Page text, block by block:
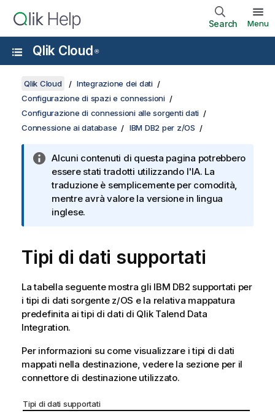
Search Menu
Qlik Cloud ®
Qlik Cloud
Integrazione dei dati
Configurazione di spazi e connessioni
Configurazione di connessioni alle sorgenti dati
Connessione ai database
IBM DB2 per z/OS
Alcuni contenuti di questa pagina potrebbero
essere stati tradotti utilizzando l'IA. La
traduzione è semplicemente per comodità,
mentre avrà valore la versione in lingua
inglese.
Tipi di dati supportati
La tabella seguente mostra gli IBM DB2 supportati per
i tipi di dati sorgente z/OS e la relativa mappatura
predefinita ai tipi di dati di Qlik Talend Data
Integration.
Per informazioni su come visualizzare i tipi di dati
mappati nella destinazione, vedere la sezione per il
connettoredi destinazione utilizzato.
Tipi di dati supportati